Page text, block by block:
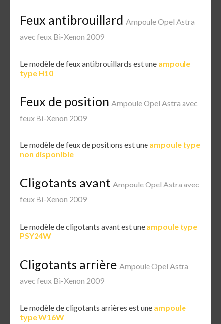
Feux antibrouillard Ampoule Opel Astra
avec feux Bi-Xenon 2009
Le modèle de feux antibrouillards est une ampoule
type H10
Feux de position Ampoule Opel Astra avec
feux Bi-Xenon 2009
Le modèle de feux de positions est une ampoule type
non disponible
Cligotants avant Ampoule Opel Astra avec
feux Bi-Xenon 2009
Le modèle de cligotants avant est une ampoule type
PSY24W
Cligotants arrière Ampoule Opel Astra
avec feux Bi-Xenon 2009
Le modèle de cligotants arrières est une ampoule
type W16W